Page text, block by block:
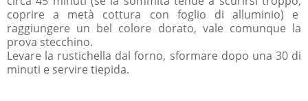
coprire a metà cottura con foglio di alluminio) e
raggiungere un bel colore dorato, vale comunque la
prova stecchino.
Levare la rustichella dal forno, sformare dopo una 30 di
minuti e servire tiepida.